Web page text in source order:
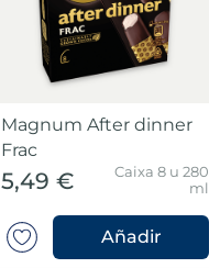
Magnum After dinner
Frac
5,49 €
Caixa 8 u 280
ml
Añadir